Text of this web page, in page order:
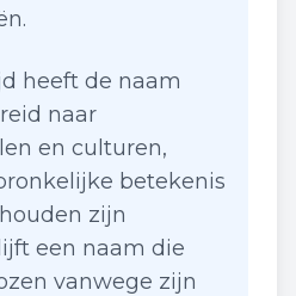
heeft de naam
naar
en culturen,
betekenis
zijn
een naam die
vanwege zijn